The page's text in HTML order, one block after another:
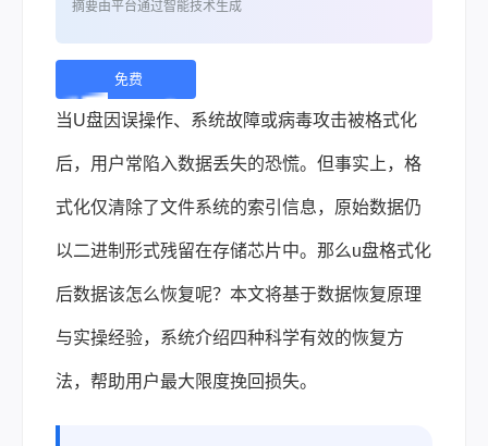
摘要由平台通过智能技术生成
免费
下
载 |
当U盘因误操作、系统故障或病毒攻击被格式化
后，用户常陷入数据丢失的恐慌。但事实上，格
式化仅清除了文件系统的索引信息，原始数据仍
以二进制形式残留在存储芯片中。那么u盘格式化
后数据该怎么恢复呢？本文将基于数据恢复原理
与实操经验，系统介绍四种科学有效的恢复方
法，帮助用户最大限度挽回损失。